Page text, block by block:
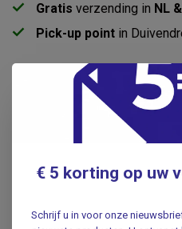
Gratis verzending in NL
Pick-up point in
Productomschrijving
Reviews
€ 5 korting op uw
Schrijf u in voor onze